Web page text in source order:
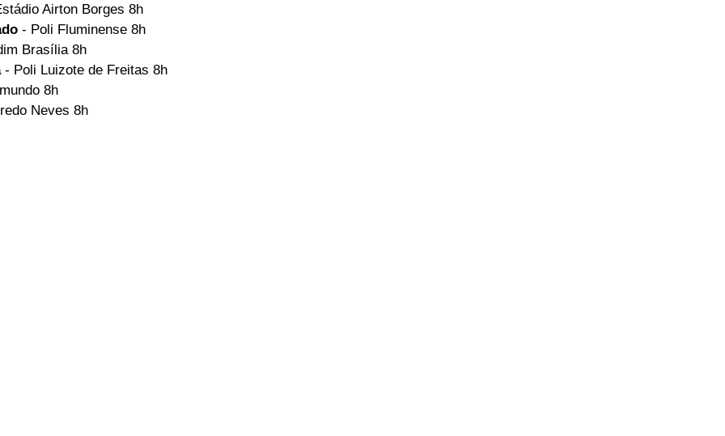
Airton Borges 8h
- Poli Fluminense 8h
Brasília 8h
- Poli Luizote de Freitas 8h
8h
Neves 8h